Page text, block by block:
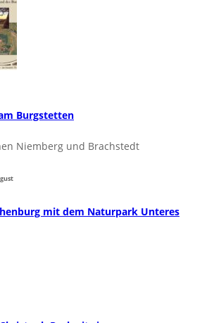
Burgstetten
Niemberg und Brachstedt
mit dem Naturpark Unteres